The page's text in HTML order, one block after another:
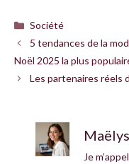
Catégories
Société
5 tendances de la
Noël 2025 la plus
Les partenaires réels
Je